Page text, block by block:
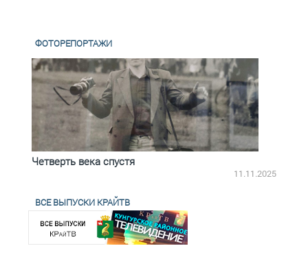
ФОТОРЕПОРТАЖИ
Четверть века спустя
11.11.2025
ВСЕ ВЫПУСКИ КРАЙТВ